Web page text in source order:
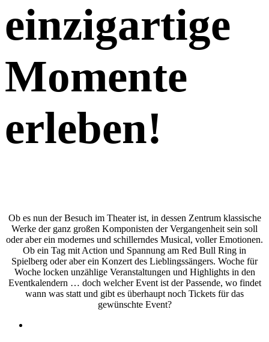
einzigartige
Momente
erleben!
Ob es nun der Besuch im Theater ist, in dessen Zentrum klassische
Werke der ganz großen Komponisten der Vergangenheit sein soll
oder aber ein modernes und schillerndes Musical, voller Emotionen.
Ob ein Tag mit Action und Spannung am Red Bull Ring in
Spielberg oder aber ein Konzert des Lieblingssängers. Woche für
Woche locken unzählige Veranstaltungen und Highlights in den
Eventkalendern … doch welcher Event ist der Passende, wo findet
wann was statt und gibt es überhaupt noch Tickets für das
gewünschte Event?